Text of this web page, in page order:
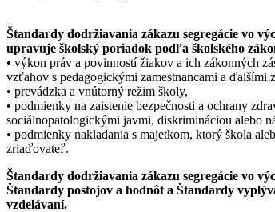
Štandardy dodržiavania zákazu segregácie vo
upravuje školský poriadok podľa školského
• výkon práv a povinností žiakov a ich zákonných
vzťahov s pedagogickými zamestnancami a ďalšími
• prevádzka a vnútorný režim školy,
• podmienky na zaistenie bezpečnosti a ochrany
sociálnopatologickými javmi, diskrimináciou alebo
• podmienky nakladania s majetkom, ktorý škola
zriaďovateľ.
Štandardy dodržiavania zákazu segregácie vo
Štandardy postojov a hodnôt a Štandardy
vzdelávaní.